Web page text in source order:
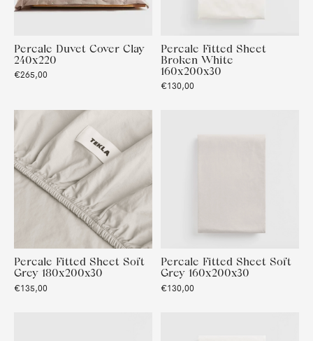
Percale Duvet Cover Clay
240x220
€265,00
Percale Fitted Sheet
Broken White
160x200x30
€130,00
Percale Fitted Sheet Soft
Grey 180x200x30
€135,00
Percale Fitted Sheet Soft
Grey 160x200x30
€130,00